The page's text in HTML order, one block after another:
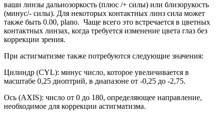
ваши линзы дальнозоркость (плюс /+ силы) или близорукость
(минус/- силы). Для некоторых контактных линз сила может
также быть 0.00, plano. Чаще всего это встречается в цветных
контактных линзах, когда требуется изменение цвета глаз без
коррекции зрения.
При астигматизме также потребуются следующие значения:
Цилиндр (CYL): минус число, которое увеличивается в
масштабе 0,25 диоптрий, в диапазоне от -0,25 до -2,75.
Ось (AXIS): число от 0 до 180, определяющее направление,
необходимое для коррекции астигматизма.